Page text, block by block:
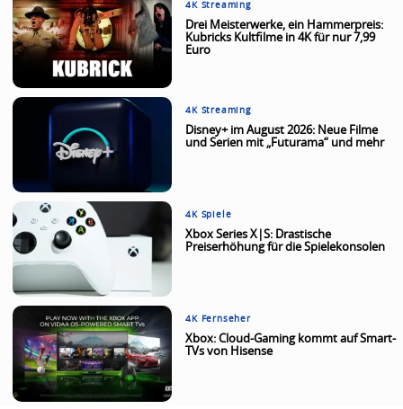
4K Streaming
Drei Meisterwerke, ein Hammerpreis:
Kubricks Kultfilme in 4K für nur 7,99
Euro
4K Streaming
Disney+ im August 2026: Neue Filme
und Serien mit „Futurama“ und mehr
4K Spiele
Xbox Series X|S: Drastische
Preiserhöhung für die Spielekonsolen
4K Fernseher
Xbox: Cloud-Gaming kommt auf Smart-
TVs von Hisense